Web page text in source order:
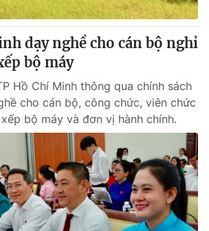
dạy nghề cho cán bộ nghỉ
bộ máy
Hồ Chí Minh thông qua chính sách
cho cán bộ, công chức, viên chức
bộ máy và đơn vị hành chính.